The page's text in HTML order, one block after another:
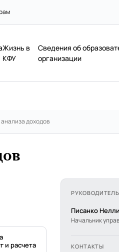
Жизнь в
КФУ
Сведения об
организации
доходов
и расчета
РУКОВОДИТЕЛЬ
Писанко
Начальник
КОНТАКТЫ